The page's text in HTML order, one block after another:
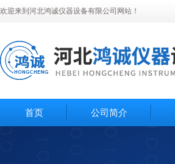
欢迎来到河北鸿诚仪器设备有限公司网站！
首页 公司简介